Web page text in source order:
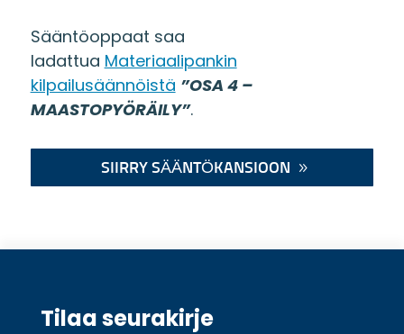
Sääntöoppaat saa
ladattua Materiaalipankin
kilpailusäännöistä ”OSA 4 –
MAASTOPYÖRÄILY”.
SIIRRY SÄÄNTÖKANSIOON
Tilaa seurakirje